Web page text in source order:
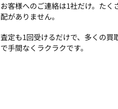
お客様へのご連絡は1社だけ。た
配がありません。
査定も1回受けるだけで、多くの
で手間なくラクラクです。